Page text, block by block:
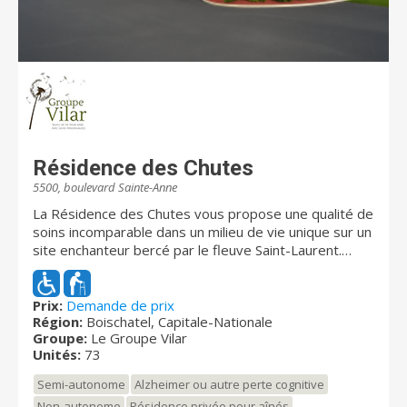
Résidence des Chutes
5500, boulevard Sainte-Anne
La Résidence des Chutes vous propose une qualité de
soins incomparable dans un milieu de vie unique sur un
site enchanteur bercé par le fleuve Saint-Laurent.
Construite en 2007, la Résidence des chutes est
située en bordure du fleuve à deux pas de la chute
Montmorency et quelques minutes de la Ville de
Québec. L’établissement possède 73 unités pour
personnes âgées vivant avec des problèmes liés au
vieillissement dont 29 unités sont réservées pour une
ressource intermédiaire. Il est divisé en trois milieux
de vie distincts pour mieux répondre aux besoins de
Prix: Demande de prix
Région: Boischatel, Capitale-Nationale
Groupe: Le Groupe Vilar
Unités: 73
Semi-autonome
Alzheimer ou autre perte cognitive